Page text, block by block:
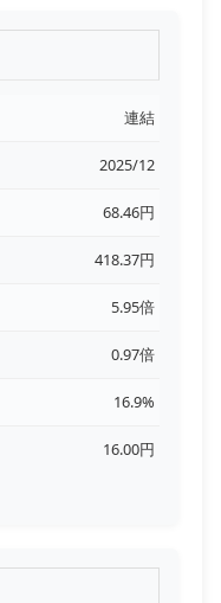
連結
2025/12
68.46円
418.37円
5.95倍
0.97倍
16.9%
16.00円